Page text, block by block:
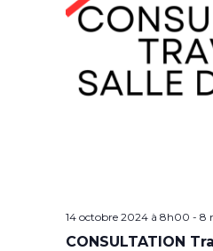
14 octobre 2024 à 8h00 - 8
CONSULTATION